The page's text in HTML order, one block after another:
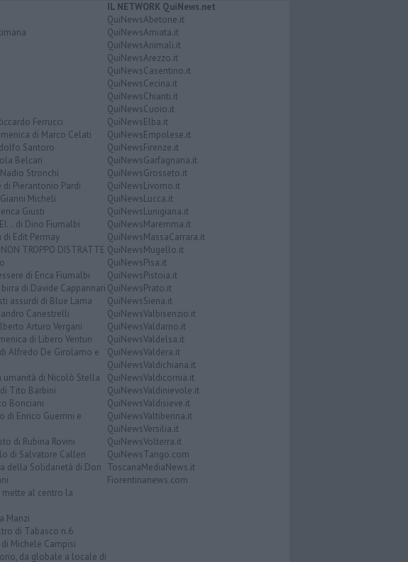
Ferrucci
di Marco Celati
Santoro
Belcari
Stronchi
di Pierantonio Pardi
Micheli
Giusti
di Dino Fiumalbi
di Edit Permay
NON TROPPO DISTRATTE
di Erica Fiumalbi
di Davide Cappannari
assurdi di Blue Lama
Canestrelli
Arturo Vergani
di Libero Venturi
Alfredo De Girolamo e
umanità di Nicolò Stella
Tito Barbini
Bonciani
di Enrico Guerrini e
di Rubina Rovini
di Salvatore Calleri
della Solidarietà di Don
mette al centro la
Manzi
di Tabasco n.6
Michele Campisi
da globale a locale di
IL NETWORK QuiNews.net
QuiNewsAbetone.it
QuiNewsAmiata.it
QuiNewsAnimali.it
QuiNewsArezzo.it
QuiNewsCasentino.it
QuiNewsCecina.it
QuiNewsChianti.it
QuiNewsCuoio.it
QuiNewsElba.it
QuiNewsEmpolese.it
QuiNewsFirenze.it
QuiNewsGarfagnana.it
QuiNewsGrosseto.it
QuiNewsLivorno.it
QuiNewsLucca.it
QuiNewsLunigiana.it
QuiNewsMaremma.it
QuiNewsMassaCarrara.it
QuiNewsMugello.it
QuiNewsPisa.it
QuiNewsPistoia.it
QuiNewsPrato.it
QuiNewsSiena.it
QuiNewsValbisenzio.it
QuiNewsValdarno.it
QuiNewsValdelsa.it
QuiNewsValdera.it
QuiNewsValdichiana.it
QuiNewsValdicornia.it
QuiNewsValdinievole.it
QuiNewsValdisieve.it
QuiNewsValtiberina.it
QuiNewsVersilia.it
QuiNewsVolterra.it
QuiNewsTango.com
ToscanaMediaNews.it
Fiorentinanews.com